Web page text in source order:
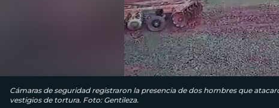
Cámaras de seguridad registraron la presencia de dos hombres que
vestigios de tortura. Foto: Gentileza.